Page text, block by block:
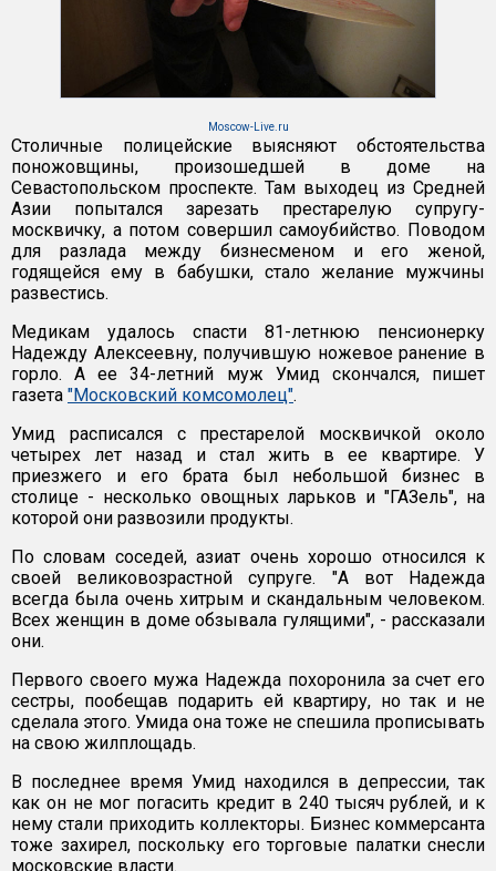
Moscow-Live.ru
Столичные полицейские выясняют обстоятельства
поножовщины, произошедшей в доме на
Севастопольском проспекте. Там выходец из Средней
Азии попытался зарезать престарелую супругу-
москвичку, а потом совершил самоубийство. Поводом
для разлада между бизнесменом и его женой,
годящейся ему в бабушки, стало желание мужчины
развестись.
Медикам удалось спасти 81-летнюю пенсионерку
Надежду Алексеевну, получившую ножевое ранение в
горло. А ее 34-летний муж Умид скончался, пишет
газета "Московский комсомолец".
Умид расписался с престарелой москвичкой около
четырех лет назад и стал жить в ее квартире. У
приезжего и его брата был небольшой бизнес в
столице - несколько овощных ларьков и "ГАЗель", на
которой они развозили продукты.
По словам соседей, азиат очень хорошо относился к
своей великовозрастной супруге. "А вот Надежда
всегда была очень хитрым и скандальным человеком.
Всех женщин в доме обзывала гулящими", - рассказали
они.
Первого своего мужа Надежда похоронила за счет его
сестры, пообещав подарить ей квартиру, но так и не
сделала этого. Умида она тоже не спешила прописывать
на свою жилплощадь.
В последнее время Умид находился в депрессии, так
как он не мог погасить кредит в 240 тысяч рублей, и к
нему стали приходить коллекторы. Бизнес коммерсанта
тоже захирел, поскольку его торговые палатки снесли
московские власти.